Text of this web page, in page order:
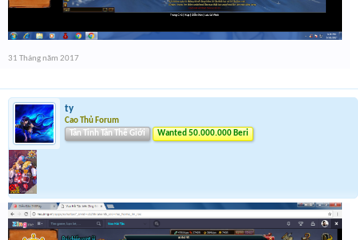
31 Tháng năm 2017
ty
Cao Thủ Forum
Tân Tinh Tân Thế Giới
Wanted 50.000.000 Beri